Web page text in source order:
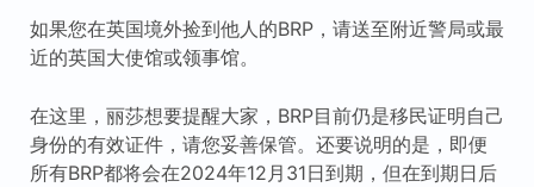
如果您在英国境外捡到他人的BRP，请送至附近警局或最
近的英国大使馆或领事馆。
在这里，丽莎想要提醒大家，BRP目前仍是移民证明自己
身份的有效证件，请您妥善保管。还要说明的是，即便
所有BRP都将会在2024年12月31日到期，但在到期日后